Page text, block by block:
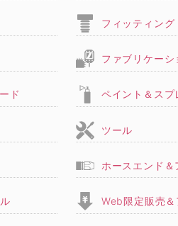
フィッティング
ファブリケーシ
ド ペイント＆スプ
ツール
ホースエンド＆
Web限定販売＆